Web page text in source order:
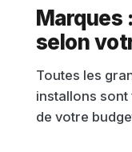
Marques
selon
Toutes les
installons sont
de votre